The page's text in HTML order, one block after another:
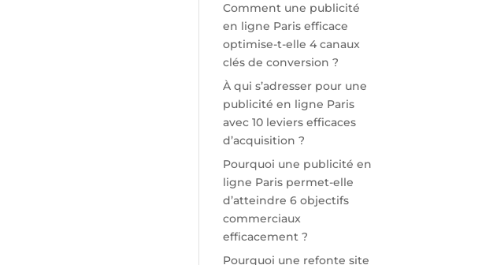
Comment une publicité
en ligne Paris efficace
optimise-t-elle 4 canaux
clés de conversion ?
À qui s’adresser pour une
publicité en ligne Paris
avec 10 leviers efficaces
d’acquisition ?
Pourquoi une publicité en
ligne Paris permet-elle
d’atteindre 6 objectifs
commerciaux
efficacement ?
Pourquoi une refonte site